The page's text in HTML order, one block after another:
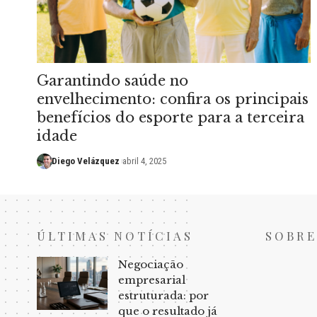
Garantindo saúde no
envelhecimento: confira os principais
benefícios do esporte para a terceira
idade
Diego Velázquez abril 4, 2025
ÚLTIMAS NOTÍCIAS
Negociação
empresarial
estruturada: por
que o resultado já